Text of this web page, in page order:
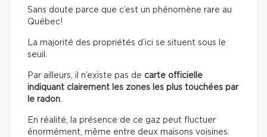
Sans doute parce que c’est un phénomène rare au
Québec!
La majorité des propriétés d’ici se situent sous le
seuil.
Par ailleurs, il n’existe pas de carte officielle
indiquant clairement les zones les plus touchées par
le radon
En réalité, la présence de ce gaz peut fluctuer
énormément, même entre deux maisons voisines.